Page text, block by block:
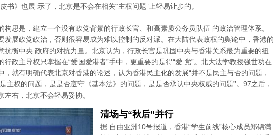
书》也展 示了，北京是不会在相关“主权问题”上轻易让步的。
构思是，建立一个没有政党背景的行政长官、和高素质公务员队伍 的政治管理体系。
发展政党政治，否则很容易成为难以控制的反对派。在大陆代表政权的舆论中，香港的
抗衡中央 政府的对抗力量。北京认为，行政长官是巩固中央与香港关系最为重要的纽
行政主导权只掌握在“爱国爱港者”手中，更重要的是得“爱 党”。北大法学教授强世功在
，就有明确代表北京对香港的论述，认为香港民主化的发展“并不是民主与否的问题，
主权的问题，是是否遵守《基本法》的问题，是是否承认中央权威的问题”。97之后，
右，北京不会轻易妥协。
清场与“秋后”并行
据 自由亚洲10号报道，香港“学生前线”核心成员郑锦满